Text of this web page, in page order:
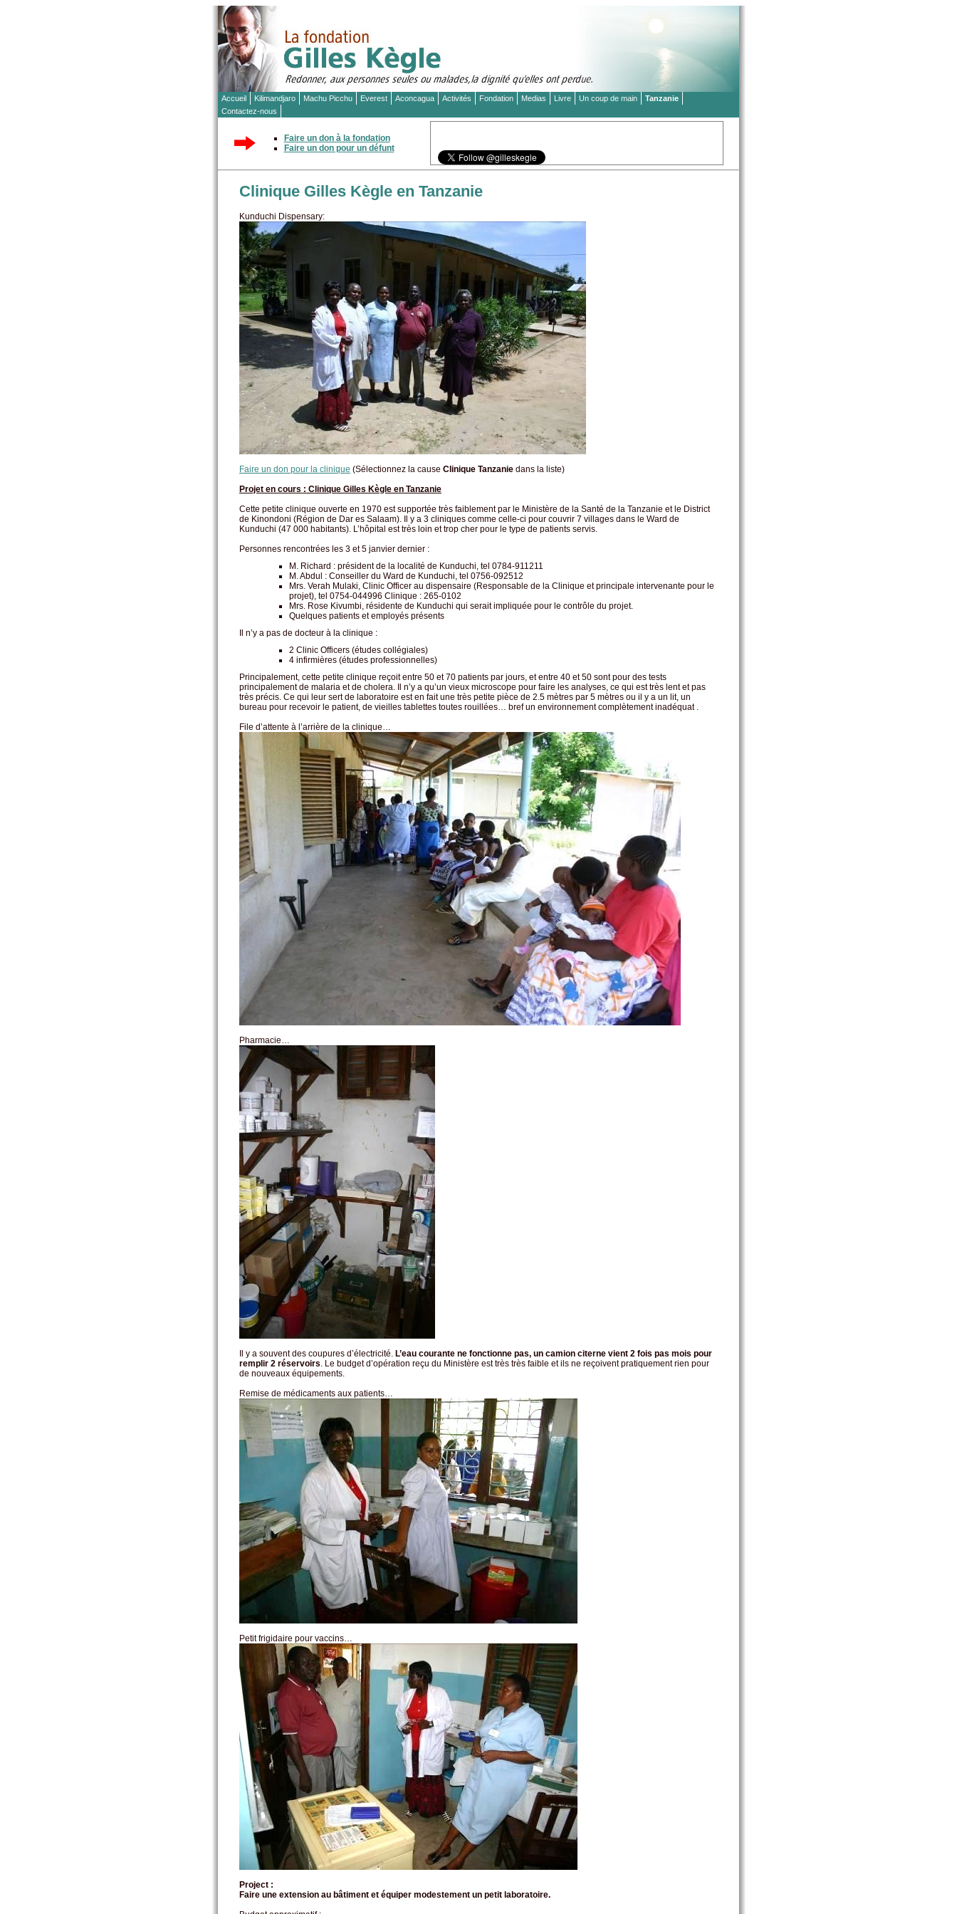
Accueil Kilimandjaro Machu Picchu Everest Aconcagua Activités Fondation Medias Livre Un coup de main
Tanzanie
Contactez-nous
Faire un don à la fondation
Faire un don pour un défunt
Clinique Gilles Kègle en Tanzanie
Kunduchi Dispensary:
Faire un don pour la clinique (Sélectionnez la cause Clinique Tanzanie dans la liste)
Projet en cours : Clinique Gilles Kègle en Tanzanie
Cette petite clinique ouverte en 1970 est supportée très faiblement par le Ministère de la Santé de la Tanzanie et le District
de Kinondoni (Région de Dar es Salaam). Il y a 3 cliniques comme celle-ci pour couvrir 7 villages dans le Ward de
Kunduchi (47 000 habitants). L’hôpital est très loin et trop cher pour le type de patients servis.
Personnes rencontrées les 3 et 5 janvier dernier :
M. Richard : président de la localité de Kunduchi, tel 0784-911211
M. Abdul : Conseiller du Ward de Kunduchi, tel 0756-092512
Mrs. Verah Mulaki, Clinic Officer au dispensaire (Responsable de la Clinique et principale intervenante pour le
projet), tel 0754-044996 Clinique : 265-0102
Mrs. Rose Kivumbi, résidente de Kunduchi qui serait impliquée pour le contrôle du projet.
Quelques patients et employés présents
Il n’y a pas de docteur à la clinique :
2 Clinic Officers (études collégiales)
4 infirmières (études professionnelles)
Principalement, cette petite clinique reçoit entre 50 et 70 patients par jours, et entre 40 et 50 sont pour des tests
principalement de malaria et de cholera. Il n’y a qu’un vieux microscope pour faire les analyses, ce qui est très lent et pas
très précis. Ce qui leur sert de laboratoire est en fait une très petite pièce de 2.5 mètres par 5 mètres ou il y a un lit, un
bureau pour recevoir le patient, de vieilles tablettes toutes rouillées… bref un environnement complètement inadéquat .
File d’attente à l’arrière de la clinique…
Pharmacie…
Il y a souvent des coupures d’électricité. L’eau courante ne fonctionne pas, un camion citerne vient 2 fois pas mois pour
remplir 2 réservoirs. Le budget d’opération reçu du Ministère est très très faible et ils ne reçoivent pratiquement rien pour
de nouveaux équipements.
Remise de médicaments aux patients…
Petit frigidaire pour vaccins…
Project :
Faire une extension au bâtiment et équiper modestement un petit laboratoire.